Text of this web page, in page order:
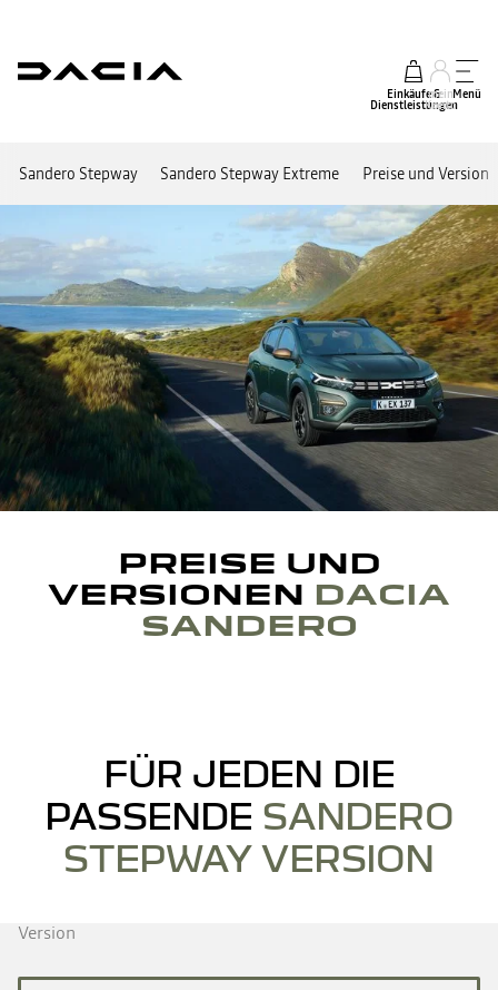
Einkäufe &
Dienstleistungen
mein
Konto
Menü
Sandero Stepway Sandero Stepway Extreme Preise und
PREISE UND
VERSIONEN DACIA
SANDERO
FÜR JEDEN DIE
PASSENDE SANDERO
STEPWAY VERSION
Version